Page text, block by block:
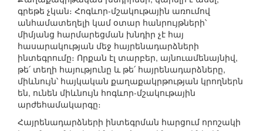
գրեթե չկան։ Հոգևոր-մշակութային առումով
անհամատեղելի կամ օտար հանրույթների՝
միմյանց հարմարեցման խնդիր չէ հայ
հասարակության մեջ հայրենադարձների
ինտեգրումը։ Որքան էլ տարբեր, այնուամենայնիվ,
թե՛ տեղի հայությունը և թե՛ հայրենադարձները,
միևնույն՝ հայկական քաղաքակրթության կրողներն
են, ունեն միևնույն հոգևոր-մշակութային
արժեհամակարգը։
Հայրենադարձների ինտեգրման հարցում որոշակի